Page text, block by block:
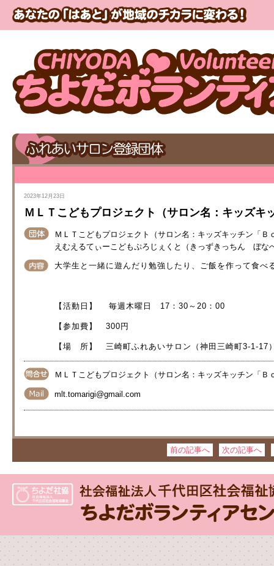
2023年12月23日
ＭＬＴこどもプロジェクト（サロン名：キッズキ
ＭＬＴこどもプロジェクト（サロン名：キッズキッチン「Ｂ
えむえるてぃーこどもぷろじぇくと（きっずきっちん ぼな
大学生と一緒に遊んだり勉強したり、ご飯を作って食べ
【活動日】 毎週木曜日 17：30～20：00
【参加費】 300円
【場 所】 三崎町ふれあいサロン（神田三崎町3-1-17
ＭＬＴこどもプロジェクト（サロン名：キッズキッチン「Ｂ
mlt.tomarigi@gmail.com
前の記事へ 次の記事へ